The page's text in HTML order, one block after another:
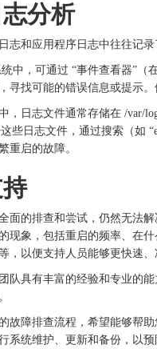
分析
志和应用程序日志中往往记
统中，可通过 “事件查看器”
寻找可能的错误信息或提示
，日志文件通常存储在 /var/
些日志文件，通过搜索（如
重启的故障。
面的排查和尝试，仍然无法
现象，包括重启的频率、在
，以便支持人员能够更快速
队具有丰富的经验和专业的
故障排查流程，希望能够帮
系统维护、更新和备份，以